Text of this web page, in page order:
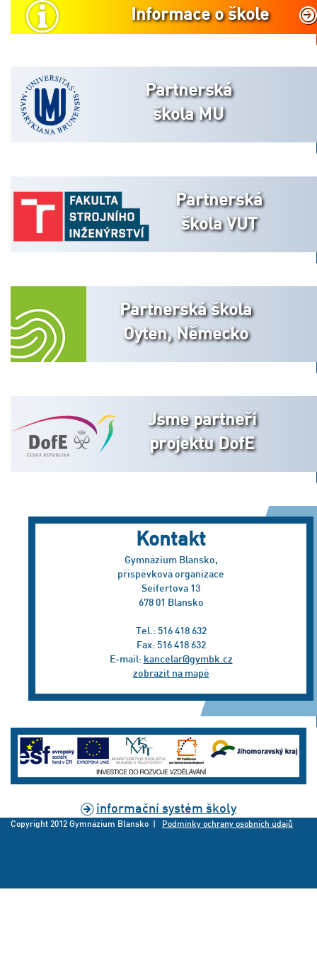
Informace o škole
Partnerská
škola MU
Partnerská
škola VUT
Partnerská škola
Oyten, Německo
Jsme partneři
projektu DofE
Kontakt
Gymnázium Blansko,
příspěvková organizace
Seifertova 13
678 01 Blansko
Tel.: 516 418 632
Fax: 516 418 632
E-mail: kancelar@gymbk.cz
zobrazit na mapě
informační systém školy
Copyright 2012 Gymnázium Blansko | Podmínky ochrany osobních údajů